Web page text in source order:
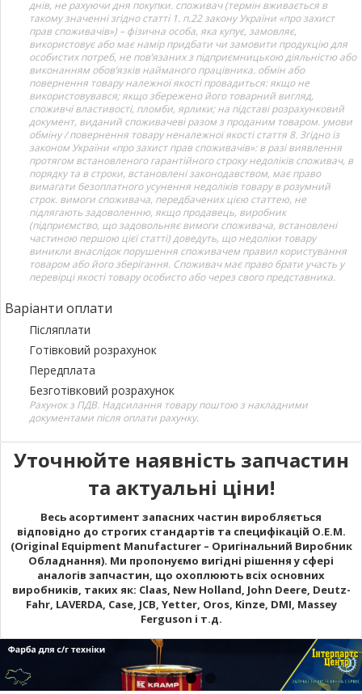
днів, не рахуючи дня покупки. споживач (термін вживається в
такому значенні згідно статті 1. п.22 закону України «про захист
прав споживачів») – фізична особа, яка купує, замовляє,
використовує або має намір придбати чи замовити продукцію для
особистих потреб, не пов’язаних з підприємницькою діяльністю або
виконанням обов’язків найманого працівника. обмін або
повернення товару належної якості провадиться: якщо не
використовувався; якщо збережено його товарний вигляд,
споживчі властивості, пломби, ярлики; на підставі розрахунковий
документ, виданий споживачеві разом з проданим товаром. умови
обміну / повернення товару неналежної якості стаття 8. Згідно із
законом України «про захист прав споживачів»: в разі виявлення
протягом встановленого гарантійного строку недоліків споживач, в
порядку та в строки, встановлені законодавством, має право
вимагати безоплатного усунення недоліків товару в розумний
строк. вимоги споживача, передбачених цією статтею, не
підлягають задоволенню, якщо продавець, виробник
(підприємство, що задовольняє вимоги споживача, встановлені
частиною першою цієї статті) доведуть, що недоліки товару
виникли внаслідок порушення споживачем правил користування
товаром або його зберігання. Споживач має право брати участь у
перевірці якості товару особисто або через свого представника.
Варіанти оплати
Післяплати
Готівковий розрахунок
Передплата
Безготівковий розрахунок
Рахунок з ПДВ. Надсилання товару поштою з накладними
документами після оплати рахунку.
Уточнюйте наявність запчастин
та актуальні ціни!
Весь асортимент запасних частин виробляється
відповідно до строгих стандартів та специфікацій O.E.M.
(Original Equipment Manufacturer – Оригінальний Виробник
Обладнання). Ми пропонуємо вигідні рішення у сфері
аналогів запчастин, що охоплюють всіх основних
виробників, таких як: Claas, New Holland, John Deere, Deutz-
Fahr, LAVERDA, Case, JCB, Yetter, Oros, Kinze, DMI, Massey
Ferguson і т.д.